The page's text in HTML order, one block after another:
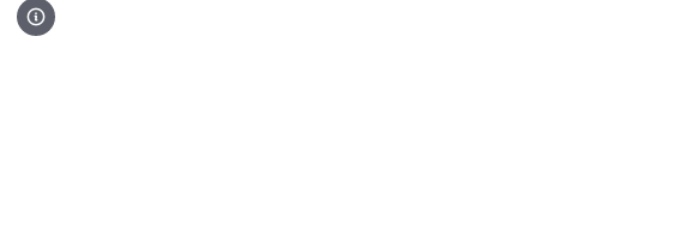
Foto Jarosław Kwoczała / Unsplash